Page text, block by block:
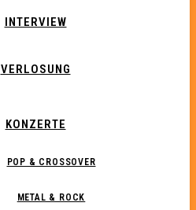
INTERVIEW
VERLOSUNG
KONZERTE
POP & CROSSOVER
METAL & ROCK